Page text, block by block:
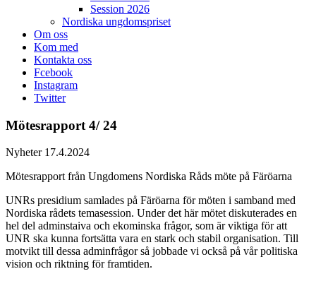
Session 2026
Nordiska ungdomspriset
Om oss
Kom med
Kontakta oss
Fcebook
Instagram
Twitter
Mötesrapport 4/ 24
Nyheter 17.4.2024
Mötesrapport från Ungdomens Nordiska Råds möte på Färöarna
UNRs presidium samlades på Färöarna för möten i samband med
Nordiska rådets temasession. Under det här mötet diskuterades en
hel del adminstaiva och ekominska frågor, som är viktiga för att
UNR ska kunna fortsätta vara en stark och stabil organisation. Till
motvikt till dessa adminfrågor så jobbade vi också på vår politiska
vision och riktning för framtiden.